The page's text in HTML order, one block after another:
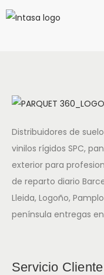
Distribuidores de
vinilos rígidos SPC,
exterior para
de reparto diario
Lleida, Logoño,
península entregas
Servicio Cliente